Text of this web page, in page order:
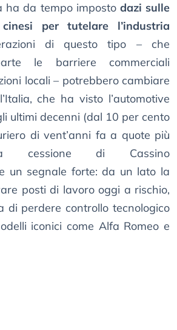
ha da tempo imposto dazi sulle
per tutelare l’industria
di questo tipo – che
le barriere commerciali
locali – potrebbero cambiare
che ha visto l’automotive
ultimi decenni (dal 10 per cento
di vent’anni fa a quote più
cessione di Cassino
un segnale forte: da un lato la
posti di lavoro oggi a rischio,
di perdere controllo tecnologico
iconici come Alfa Romeo e